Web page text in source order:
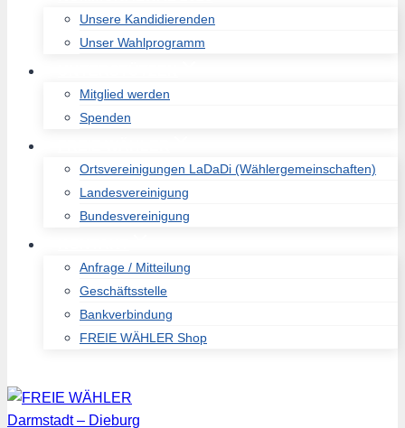
Unsere Kandidierenden
Unser Wahlprogramm
Mitglied werden
Spenden
Ortsvereinigungen LaDaDi (Wählergemeinschaften)
Landesvereinigung
Bundesvereinigung
Anfrage / Mitteilung
Geschäftsstelle
Bankverbindung
FREIE WÄHLER Shop